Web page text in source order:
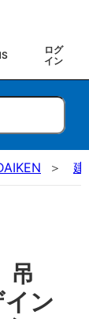
ログ
イン
建
イン